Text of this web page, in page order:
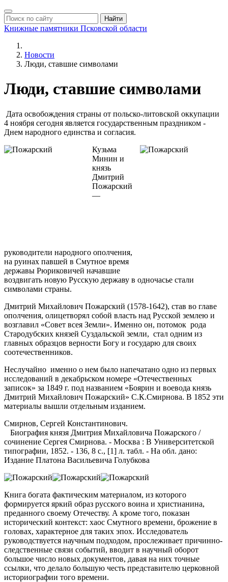
Найти
Книжные памятники Псковской области
Новости
Люди, ставшие символами
Люди, ставшие символами
Дата освобождения страны от польско-литовской оккупации
4 ноября сегодня является государственным праздником -
Днем народного единства и согласия.
Кузьма
Минин и
князь
Дмитрий
Пожарский
—
руководители народного ополчения,
на руинах павшей в Смутное время
державы Рюриковичей начавшие
воздвигать новую Русскую державу в одночасье стали
символами страны.
Дмитрий Михайлович Пожарский (1578-1642), став во главе
ополчения, олицетворял собой власть над Русской землею и
возглавил «Совет всея Земли». Именно он, потомок рода
Стародубских князей Суздальской земли, стал одним из
главных образцов верности Богу и государю для своих
соотечественников.
Неслучайно именно о нем было напечатано одно из первых
исследований в декабрьском номере «Отечественных
записок» за 1849 г. под названием «Боярин и воевода князь
Дмитрий Михайлович Пожарский» С.К.Смирнова. В 1852 эти
материалы вышли отдельным изданием.
Смирнов, Сергей Константинович.
Биография князя Дмитрия Михайловича Пожарского /
сочинение Сергея Смирнова. - Москва : В Университетской
типографии, 1852. - 136, 8 с., [1] л. табл. - На обл. дано:
Издание Платона Васильевича Голубкова
Книга богата фактическим материалом, из которого
формируется яркий образ русского воина и христианина,
преданного своему Отечеству. А кроме того, показан
исторический контекст: хаос Смутного времени, брожение в
головах, характерное для таких эпох. Исследователь
руководствуется научным подходом, прослеживает причинно-
следственные связи событий, вводит в научный оборот
большое число новых документов, давая на них точные
ссылки, что делало большую честь представителю церковной
историографии того времени.